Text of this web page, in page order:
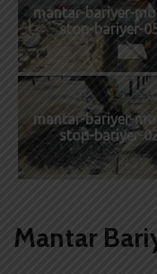
mantar-bariyer-
stop-bariyer-
mantar-bariyer-
stop-bariyer-
Mantar